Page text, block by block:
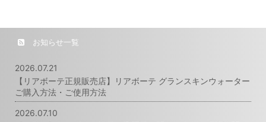
お知らせ一覧
2026.07.21
【リアボーテ正規販売店】リアボーテ グランスキンウォーター
ご購入方法・ご使用方法
2026.07.10